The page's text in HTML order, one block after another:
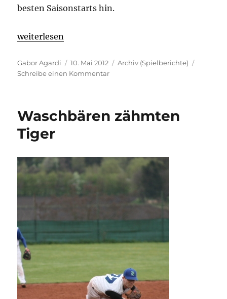
besten Saisonstarts hin.
„Auch Cubs 2 nicht zu stoppen“
weiterlesen
Autor
Gabor Agardi
Veröffentlicht
am
10. Mai 2012 Kategorien
Archiv (Spielberichte)
Schreibe einen Kommentarzu
nicht
Waschbären zähmten
Tiger